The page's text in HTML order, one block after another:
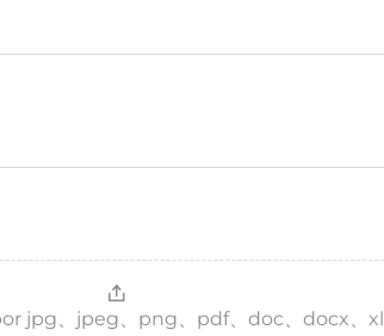
jpg、jpeg、png、pdf、doc、docx、